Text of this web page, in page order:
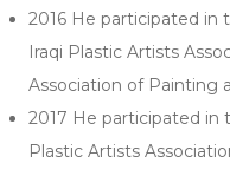
2016 He participated in
Iraqi Plastic Artists
Association of Painting
2017 He participated in
Plastic Artists